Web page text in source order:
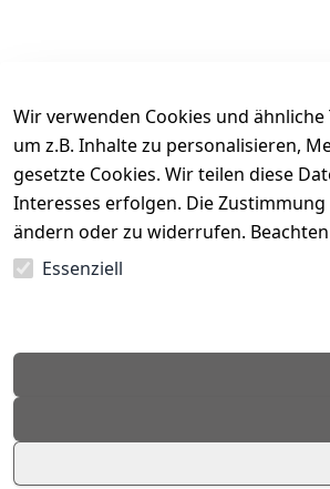
Es hat noch niemand eine
Wir verwenden Cookies und
um z.B. Inhalte zu personalisieren,
gesetzte Cookies. Wir teilen diese
Interesses erfolgen. Die
ändern oder zu widerrufen.
Essenziell